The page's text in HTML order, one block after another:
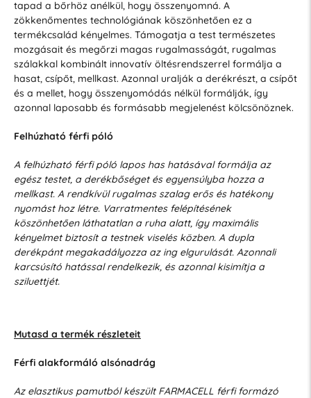
tapad a bőrhöz anélkül, hogy összenyomná. A
zökkenőmentes technológiának köszönhetően ez a
termékcsalád kényelmes. Támogatja a test természetes
mozgásait és megőrzi magas rugalmasságát, rugalmas
szálakkal kombinált innovatív öltésrendszerrel formálja a
hasat, csípőt, mellkast. Azonnal uralják a derékrészt, a csípőt
és a mellet, hogy összenyomódás nélkül formálják, így
azonnal laposabb és formásabb megjelenést kölcsönöznek.
Felhúzható férfi póló
A felhúzható férfi póló lapos has hatásával formálja az
egész testet, a derékbőséget és egyensúlyba hozza a
mellkast. A rendkívül rugalmas szalag erős és hatékony
nyomást hoz létre. Varratmentes felépítésének
köszönhetően láthatatlan a ruha alatt, így maximális
kényelmet biztosít a testnek viselés közben. A dupla
derékpánt megakadályozza az ing elgurulását. Azonnali
karcsúsító hatással rendelkezik, és azonnal kisimítja a
sziluettjét.
Mutasd a termék részleteit
Férfi alakformáló alsónadrág
Az elasztikus pamutból készült FARMACELL férfi formázó